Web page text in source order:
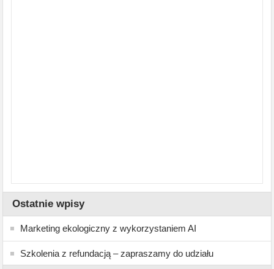
Ostatnie wpisy
Marketing ekologiczny z wykorzystaniem AI
Szkolenia z refundacją – zapraszamy do udziału